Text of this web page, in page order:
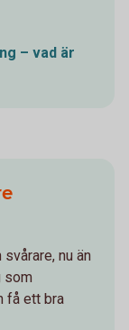
– vad är
nu än
som
få ett bra